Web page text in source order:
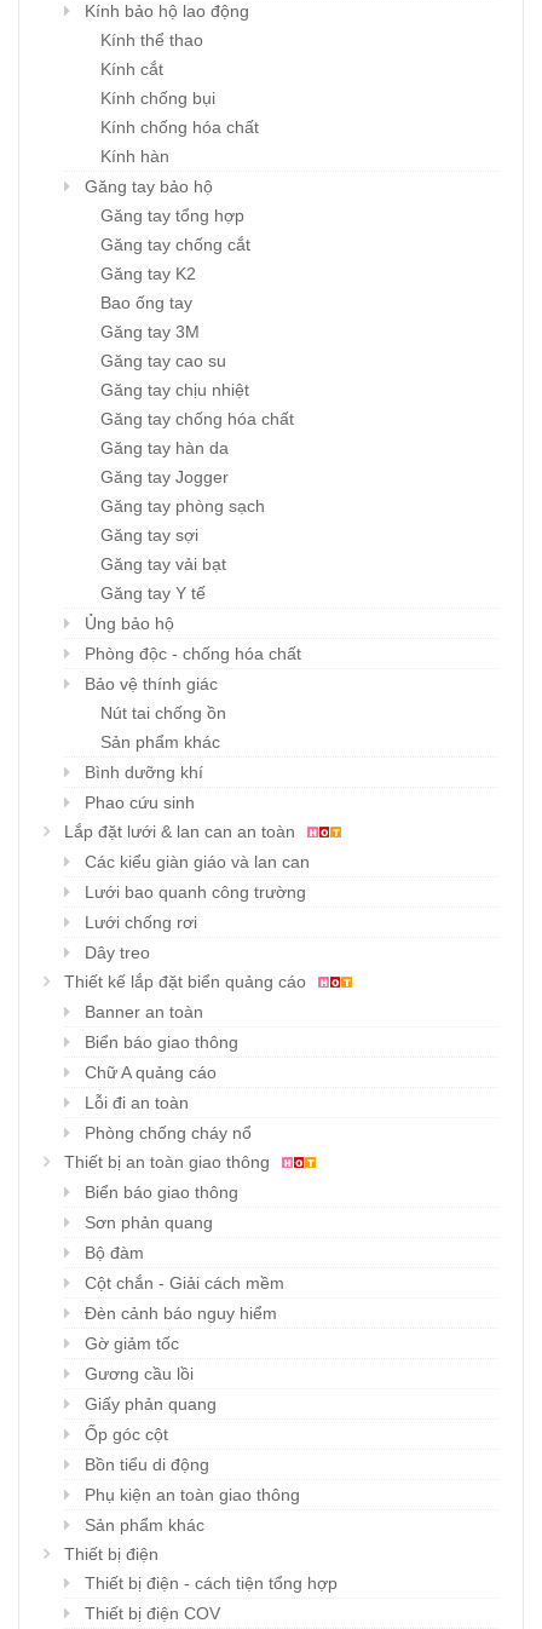
Kính bảo hộ lao động
Kính thể thao
Kính cắt
Kính chống bụi
Kính chống hóa chất
Kính hàn
Găng tay bảo hộ
Găng tay tổng hợp
Găng tay chống cắt
Găng tay K2
Bao ống tay
Găng tay 3M
Găng tay cao su
Găng tay chịu nhiệt
Găng tay chống hóa chất
Găng tay hàn da
Găng tay Jogger
Găng tay phòng sạch
Găng tay sợi
Găng tay vải bạt
Găng tay Y tế
Ủng bảo hộ
Phòng độc - chống hóa chất
Bảo vệ thính giác
Nút tai chống ồn
Sản phẩm khác
Bình dưỡng khí
Phao cứu sinh
Lắp đặt lưới & lan can an toàn
Các kiểu giàn giáo và lan can
Lưới bao quanh công trường
Lưới chống rơi
Dây treo
Thiết kế lắp đặt biển quảng cáo
Banner an toàn
Biển báo giao thông
Chữ A quảng cáo
Lỗi đi an toàn
Phòng chống cháy nổ
Thiết bị an toàn giao thông
Biển báo giao thông
Sơn phản quang
Bộ đàm
Cột chắn - Giải cách mềm
Đèn cảnh báo nguy hiểm
Gờ giảm tốc
Gương cầu lồi
Giấy phản quang
Ốp góc cột
Bồn tiểu di động
Phụ kiện an toàn giao thông
Sản phẩm khác
Thiết bị điện
Thiết bị điện - cách tiện tổng hợp
Thiết bị điện COV